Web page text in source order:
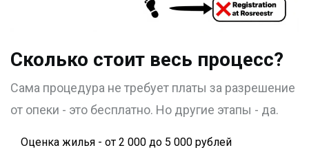
Сколько стоит весь процесс?
Сама процедура не требует платы за разрешение
от опеки - это бесплатно. Но другие этапы - да.
Оценка жилья - от 2 000 до 5 000 рублей